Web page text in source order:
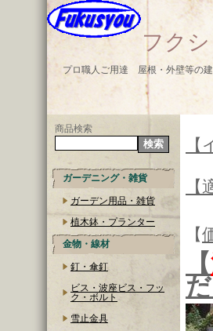
フク
プロ職人ご用達 屋根・外壁等の
商品検索
ガーデニング・雑貨
ガーデン用品・雑貨
植木鉢・プランター
金物・線材
釘・傘釘
ビス・波座ビス・フッ
ク・ボルト
雪止金具
【
【